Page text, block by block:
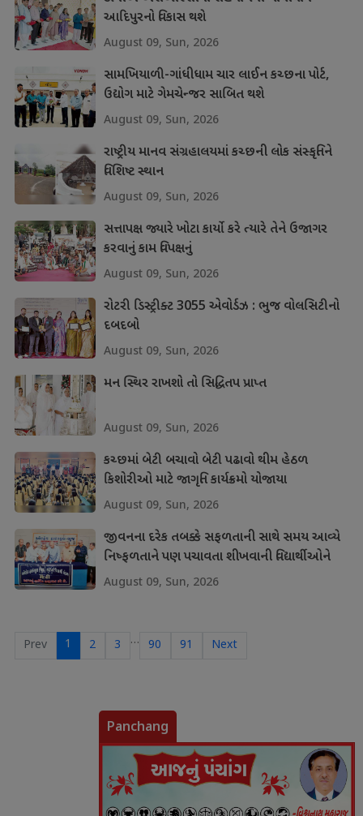
આદિપુરનો વિકાસ થશે
August 09, Sun, 2026
સામખિયાળી-ગાંધીધામ ચાર લાઈન કચ્છના પોર્ટ,
ઉદ્યોગ માટે ગેમચેન્જર સાબિત થશે
August 09, Sun, 2026
રાષ્ટ્રીય માનવ સંગ્રહાલયમાં કચ્છની લોક સંસ્કૃતિને
વિશિષ્ટ સ્થાન
August 09, Sun, 2026
સત્તાપક્ષ જ્યારે ખોટા કાર્યો કરે ત્યારે તેને ઉજાગર
કરવાનું કામ વિપક્ષનું
August 09, Sun, 2026
રોટરી ડિસ્ટ્રીક્ટ 3055 એવોર્ડઝ : ભુજ વોલસિટીનો
દબદબો
August 09, Sun, 2026
મન સ્થિર રાખશો તો સિદ્ધિતપ પ્રાપ્ત
August 09, Sun, 2026
કચ્છમાં બેટી બચાવો બેટી પઢાવો થીમ હેઠળ
કિશોરીઓ માટે જાગૃતિ કાર્યક્રમો યોજાયા
August 09, Sun, 2026
જીવનના દરેક તબક્કે સફળતાની સાથે સમય આવ્યે
નિષ્ફળતાને પણ પચાવતા શીખવાની વિદ્યાર્થીઓને
શીખ
August 09, Sun, 2026
Prev 1 2 3 … 90 91 Next
Panchang